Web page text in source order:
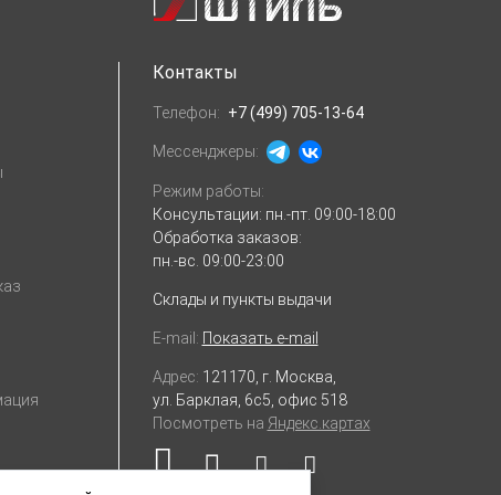
Контакты
Телефон: +7 (499) 705-13-64
Мессенджеры:
Режим работы:
Консультации: пн.-пт. 09:00-18:00
Обработка заказов:
пн.-вс. 09:00-23:00
Склады и пункты выдачи
E-mail: Показать e-mail
Адрес: 121170, г. Москва,
ул. Барклая, 6с5, офис 518
Посмотреть на Яндекс.картах